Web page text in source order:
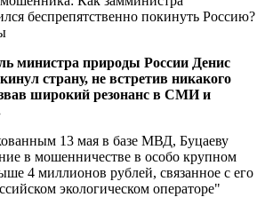
министра природы России Денис
страну, не встретив никакого
широкий резонанс в СМИ и
13 мая в базе МВД, Буцаеву
в мошенничестве в особо крупном
4 миллионов рублей, связанное с его
экологическом операторе"